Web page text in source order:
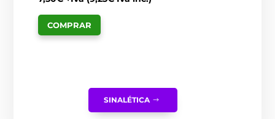
COMPRAR
SINALÉTICA